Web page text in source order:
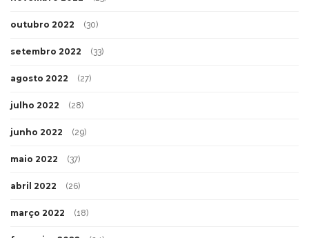
outubro 2022 (30)
setembro 2022 (33)
agosto 2022 (27)
julho 2022 (28)
junho 2022 (29)
maio 2022 (37)
abril 2022 (26)
março 2022 (18)